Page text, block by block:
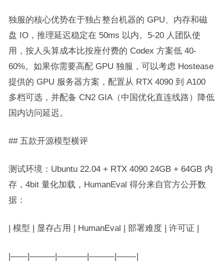
独服的核心优势在于独占整台机器的 GPU、内存和磁
盘 IO，推理延迟稳定在 50ms 以内。5-20 人团队使
用，按人头算成本比按座付费的 Codex 方案低 40-
60%。如果你需要高配 GPU 独服，可以考虑 Hostease
提供的 GPU 服务器方案，配置从 RTX 4090 到 A100
多档可选，并配备 CN2 GIA（中国优化直连线路）降低
国内访问延迟。
## 五款开源模型横评
测试环境：Ubuntu 22.04 + RTX 4090 24GB + 64GB 内
存，4bit 量化加载，HumanEval 得分来自官方公开数
据：
| 模型 | 显存占用 | HumanEval | 部署难度 | 许可证 |
|——|———|———–|———|——-|